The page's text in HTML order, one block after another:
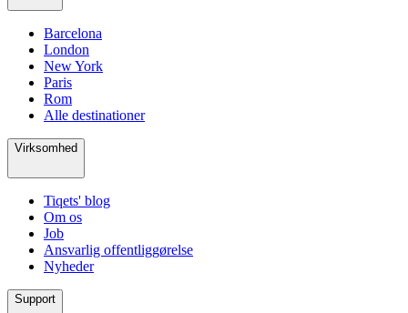
Barcelona
London
New York
Paris
Rom
Alle destinationer
Virksomhed
Tiqets' blog
Om os
Job
Ansvarlig offentliggørelse
Nyheder
Support